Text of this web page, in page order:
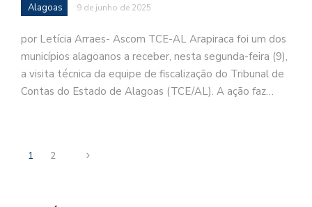
Alagoas 9 de junho de 2025
por Letícia Arraes- Ascom TCE-AL Arapiraca foi um dos
municípios alagoanos a receber, nesta segunda-feira (9),
a visita técnica da equipe de fiscalização do Tribunal de
Contas do Estado de Alagoas (TCE/AL). A ação faz…
1 2